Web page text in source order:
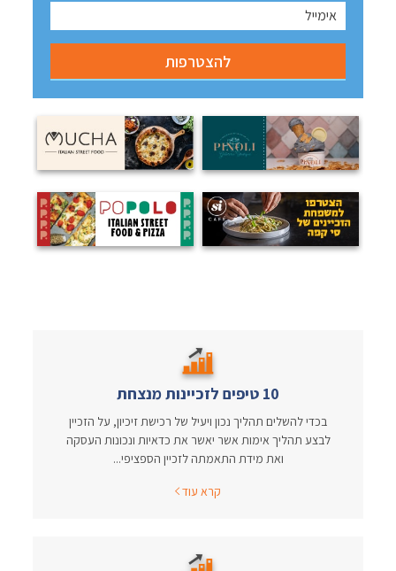
10 טיפים לזכיינות מנצחת
בכדי להשלים תהליך נכון ויעיל של רכישת זיכיון, על הזכיין
לבצע תהליך אימות אשר יאשר את כדאיות ונכונות העסקה
ואת מידת התאמתה לזכיין הספציפי...
קרא עוד